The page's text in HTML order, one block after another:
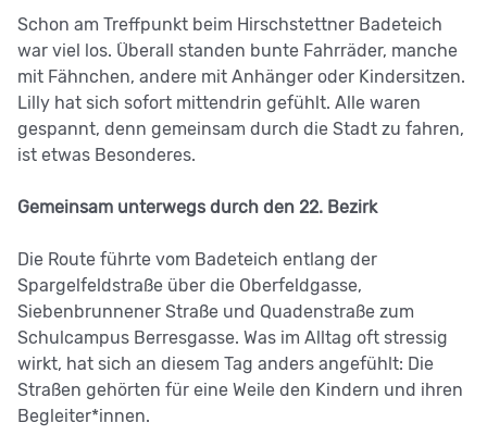
Schon am Treffpunkt beim Hirschstettner Badeteich
war viel los. Überall standen bunte Fahrräder, manche
mit Fähnchen, andere mit Anhänger oder Kindersitzen.
Lilly hat sich sofort mittendrin gefühlt. Alle waren
gespannt, denn gemeinsam durch die Stadt zu fahren,
ist etwas Besonderes.
Gemeinsam unterwegs durch den 22. Bezirk
Die Route führte vom Badeteich entlang der
Spargelfeldstraße über die Oberfeldgasse,
Siebenbrunnener Straße und Quadenstraße zum
Schulcampus Berresgasse. Was im Alltag oft stressig
wirkt, hat sich an diesem Tag anders angefühlt: Die
Straßen gehörten für eine Weile den Kindern und ihren
Begleiter*innen.